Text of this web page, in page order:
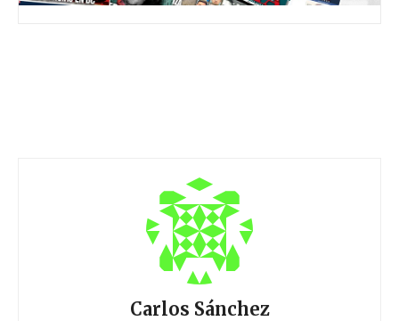
Carlos Sánchez